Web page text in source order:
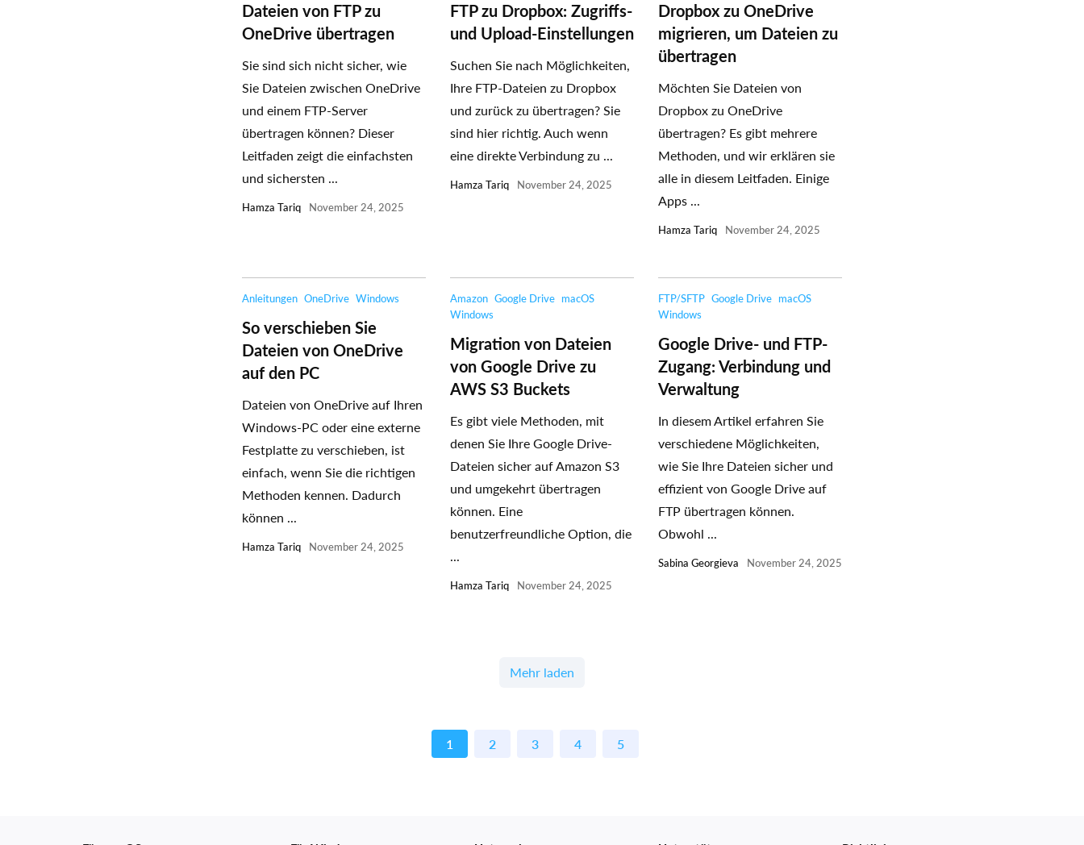
Dateien von FTP zu
OneDrive übertragen
Sie sind sich nicht sicher, wie
Sie Dateien zwischen OneDrive
und einem FTP-Server
übertragen können? Dieser
Leitfaden zeigt die einfachsten
und sichersten ...
Hamza Tariq November 24, 2025
FTP zu Dropbox: Zugriffs-
und Upload-Einstellungen
Suchen Sie nach Möglichkeiten,
Ihre FTP-Dateien zu Dropbox
und zurück zu übertragen? Sie
sind hier richtig. Auch wenn
eine direkte Verbindung zu ...
Hamza Tariq November 24, 2025
Dropbox zu OneDrive
migrieren, um Dateien zu
übertragen
Möchten Sie Dateien von
Dropbox zu OneDrive
übertragen? Es gibt mehrere
Methoden, und wir erklären sie
alle in diesem Leitfaden. Einige
Apps ...
Hamza Tariq November 24, 2025
Anleitungen OneDrive Windows
So verschieben Sie
Dateien von OneDrive
auf den PC
Dateien von OneDrive auf Ihren
Windows-PC oder eine externe
Festplatte zu verschieben, ist
einfach, wenn Sie die richtigen
Methoden kennen. Dadurch
können ...
Hamza Tariq November 24, 2025
Amazon Google Drive macOS
Windows
Migration von Dateien
von Google Drive zu
AWS S3 Buckets
Es gibt viele Methoden, mit
denen Sie Ihre Google Drive-
Dateien sicher auf Amazon S3
und umgekehrt übertragen
können. Eine
benutzerfreundliche Option, die
...
Hamza Tariq November 24, 2025
FTP/SFTP Google Drive macOS
Windows
Google Drive- und FTP-
Zugang: Verbindung und
Verwaltung
In diesem Artikel erfahren Sie
verschiedene Möglichkeiten,
wie Sie Ihre Dateien sicher und
effizient von Google Drive auf
FTP übertragen können.
Obwohl ...
Sabina Georgieva November 24, 2025
Mehr laden
1 2 3 4 5